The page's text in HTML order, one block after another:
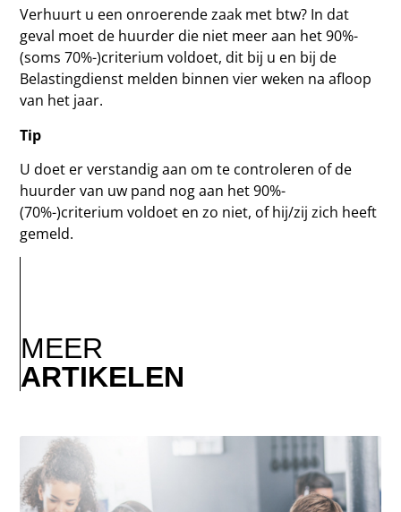
Verhuurt u een onroerende zaak met btw? In dat
geval moet de huurder die niet meer aan het 90%-
(soms 70%-)criterium voldoet, dit bij u en bij de
Belastingdienst melden binnen vier weken na afloop
van het jaar.
Tip
U doet er verstandig aan om te controleren of de
huurder van uw pand nog aan het 90%-
(70%-)criterium voldoet en zo niet, of hij/zij zich heeft
gemeld.
MEER
ARTIKELEN